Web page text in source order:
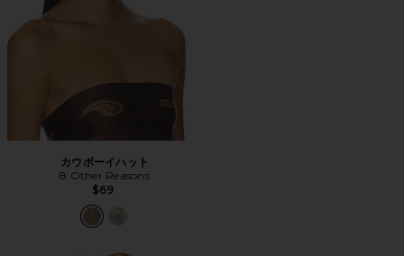
カウボーイハット
8 Other Reasons
$69